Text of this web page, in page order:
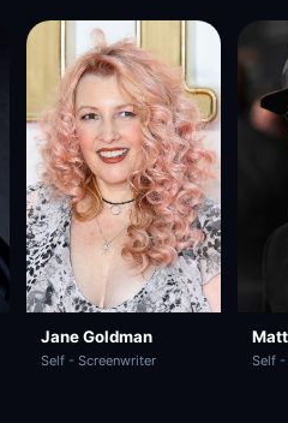
Jane Goldman
Self - Screenwriter Self